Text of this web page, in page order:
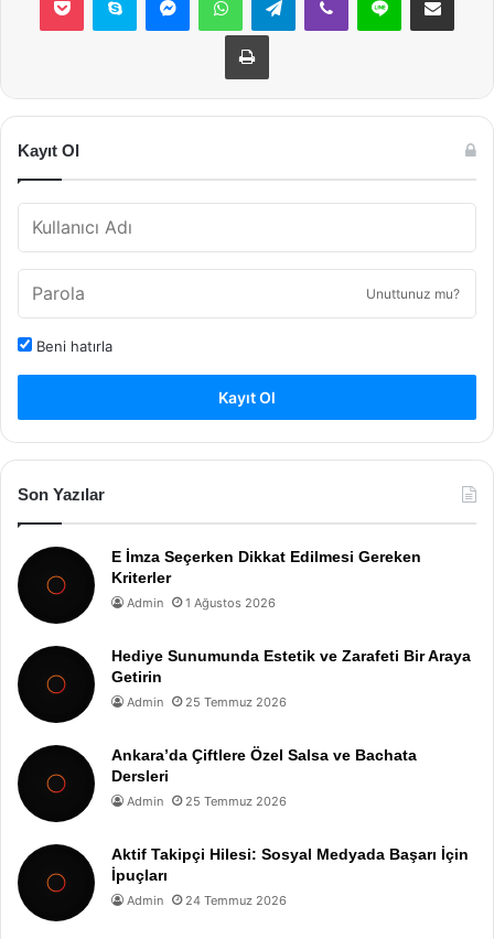
Yazdır
Kayıt Ol
Unuttunuz mu?
Beni hatırla
Kayıt Ol
Son Yazılar
E İmza Seçerken Dikkat Edilmesi Gereken
Kriterler
Admin 1 Ağustos 2026
Hediye Sunumunda Estetik ve Zarafeti Bir Araya
Getirin
Admin 25 Temmuz 2026
Ankara’da Çiftlere Özel Salsa ve Bachata
Dersleri
Admin 25 Temmuz 2026
Aktif Takipçi Hilesi: Sosyal Medyada Başarı İçin
İpuçları
Admin 24 Temmuz 2026